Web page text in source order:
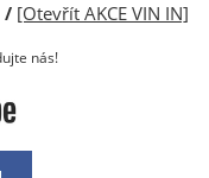
/ [Otevřít AKCE VIN IN]
nás!